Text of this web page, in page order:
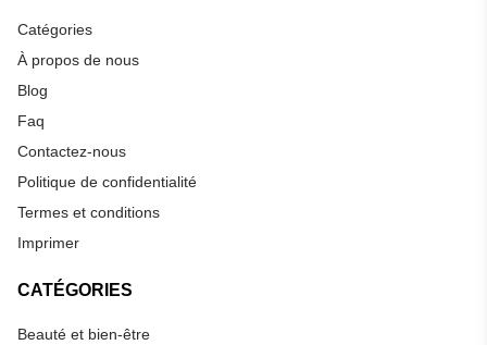
Catégories
À propos de nous
Blog
Faq
Contactez-nous
Politique de confidentialité
Termes et conditions
Imprimer
CATÉGORIES
Beauté et bien-être